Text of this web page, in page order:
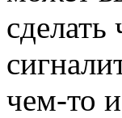
чем-то